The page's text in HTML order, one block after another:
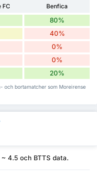
FC
Benfica
80%
40%
0%
0%
20%
och bortamatcher som Moreirense
4.5 och BTTS data.